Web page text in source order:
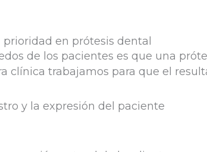
en prótesis dental
de los pacientes es que una
clínica trabajamos para que el
y la expresión del paciente